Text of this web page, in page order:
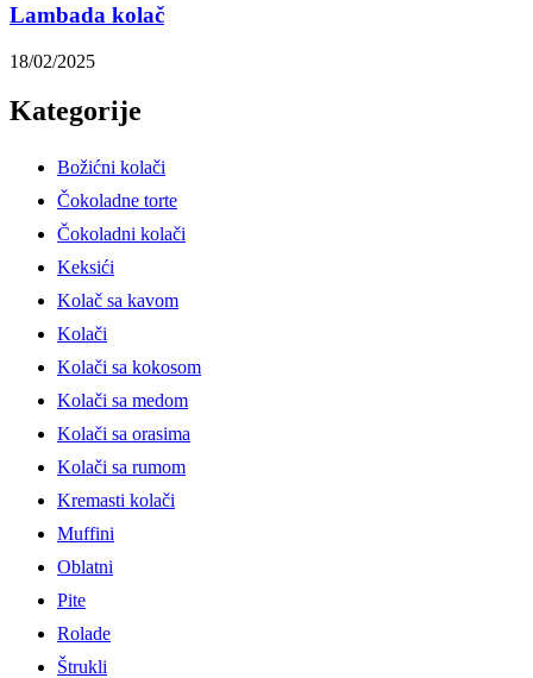
Lambada kolač
18/02/2025
Kategorije
Božićni kolači
Čokoladne torte
Čokoladni kolači
Keksići
Kolač sa kavom
Kolači
Kolači sa kokosom
Kolači sa medom
Kolači sa orasima
Kolači sa rumom
Kremasti kolači
Muffini
Oblatni
Pite
Rolade
Štrukli